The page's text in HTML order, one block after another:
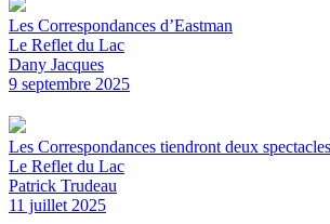
Les Correspondances d’Eastman
Le Reflet du Lac
Dany Jacques
9 septembre 2025
Les Correspondances tiendront deux
Le Reflet du Lac
Patrick Trudeau
11 juillet 2025